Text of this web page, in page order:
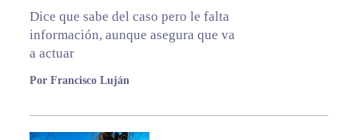
Dice que sabe del caso pero le falta
información, aunque asegura que va
a actuar
Por Francisco Luján